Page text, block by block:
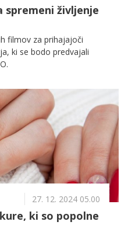
spremeni življenje
filmov za prihajajoči
ki se bodo predvajali
27. 12. 2024 05.00
ki so popolne